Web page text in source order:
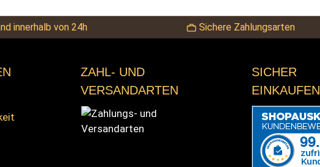
innerhalb von 24h Sichere Zahlungsarten
ZAHL- UND
VERSANDARTEN
SICHER
EINKAUFEN